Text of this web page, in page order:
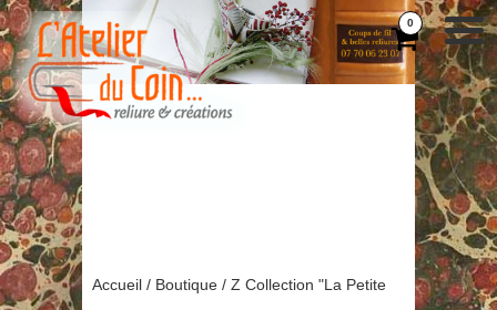
0
Accueil / Boutique / Z Collection "La Petite